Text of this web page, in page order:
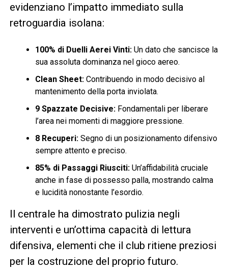
evidenziano l’impatto immediato sulla
retroguardia isolana:
100% di Duelli Aerei Vinti:Un dato che sancisce la
sua assoluta dominanza nel gioco aereo.
Clean Sheet:Contribuendo in modo decisivo al
mantenimento della porta inviolata.
9 Spazzate Decisive:Fondamentali per liberare
l’area nei momenti di maggiore pressione.
8 Recuperi:Segno di un posizionamento difensivo
sempre attento e preciso.
85% di Passaggi Riusciti:Un’affidabilità cruciale
anche in fase di possesso palla, mostrando calma
e lucidità nonostante l’esordio.
Il centrale ha dimostrato pulizia negli
interventi e un’ottima capacità di lettura
difensiva, elementi che il club ritiene preziosi
per la costruzione del proprio futuro.